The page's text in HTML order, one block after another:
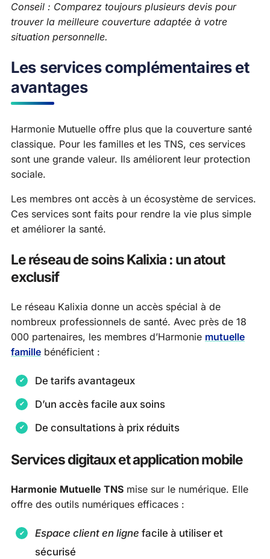
Conseil : Comparez toujours plusieurs devis pour
trouver la meilleure couverture adaptée à votre
situation personnelle.
Les services complémentaires et
avantages
Harmonie Mutuelle offre plus que la couverture santé
classique. Pour les familles et les TNS, ces services
sont une grande valeur. Ils améliorent leur protection
sociale.
Les membres ont accès à un écosystème de services.
Ces services sont faits pour rendre la vie plus simple
et améliorer la santé.
Le réseau de soins Kalixia : un atout
exclusif
Le réseau Kalixia donne un accès spécial à de
nombreux professionnels de santé. Avec près de 18
000 partenaires, les membres d’Harmonie mutuelle
famille bénéficient :
De tarifs avantageux
D’un accès facile aux soins
De consultations à prix réduits
Services digitaux et application mobile
Harmonie Mutuelle TNS mise sur le numérique. Elle
offre des outils numériques efficaces :
Espace client en ligne facile à utiliser et
sécurisé